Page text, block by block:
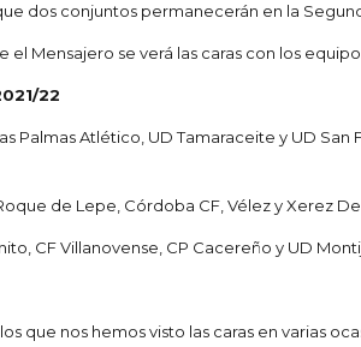
dos conjuntos permanecerán en la
el Mensajero se verá las caras con los
22
Palmas Atlético, UD Tamaraceite y UD
de Lepe, Córdoba CF, Vélez y Xerez
CF Villanovense, CP Cacereño y UD
que nos hemos visto las caras en varias